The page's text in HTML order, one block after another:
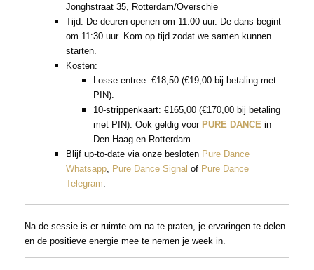
Jonghstraat 35, Rotterdam/Overschie
Tijd: De deuren openen om 11:00 uur. De dans begint
om 11:30 uur. Kom op tijd zodat we samen kunnen
starten.
Kosten:
Losse entree: €18,50 (€19,00 bij betaling met
PIN).
10-strippenkaart: €165,00 (€170,00 bij betaling
met PIN). Ook geldig voor PURE DANCE in
Den Haag en Rotterdam.
Blijf up-to-date via onze besloten Pure Dance
Whatsapp, Pure Dance Signal of Pure Dance
Telegram
Na de sessie is er ruimte om na te praten, je ervaringen te delen
en de positieve energie mee te nemen je week in.